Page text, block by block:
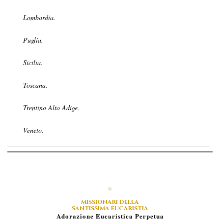
Lombardia.
Puglia.
Sicilia.
Toscana.
Trentino Alto Adige.
Veneto.
MISSIONARI DELLA
SANTISSIMA EUCARISTIA
ADorazione EUcaristica PErpetua